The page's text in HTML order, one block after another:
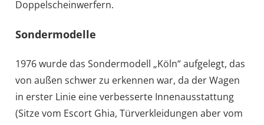
Doppelscheinwerfern.
Sondermodelle
1976 wurde das Sondermodell „Köln“ aufgelegt, das
von außen schwer zu erkennen war, da der Wagen
in erster Linie eine verbesserte Innenausstattung
(Sitze vom Escort Ghia, Türverkleidungen aber vom